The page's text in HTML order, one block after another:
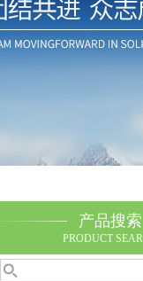
产品搜索
PRODUCT